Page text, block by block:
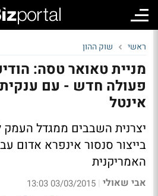
ראשי שוק ההון
מניית טאואר טסה:
פעולה חדש - עם
אינטל
יצרנית השבבים ממגדל
בייצור סנסור אינפרא אדום
האמריקנית
אבי שאולי |
03/03/2015 13:03